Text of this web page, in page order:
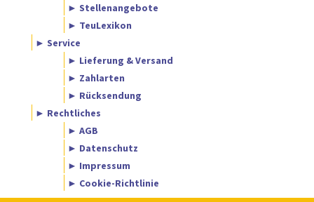
► Stellenangebote
► TeuLexikon
► Service
► Lieferung & Versand
► Zahlarten
► Rücksendung
► Rechtliches
► AGB
► Datenschutz
► Impressum
► Cookie-Richtlinie